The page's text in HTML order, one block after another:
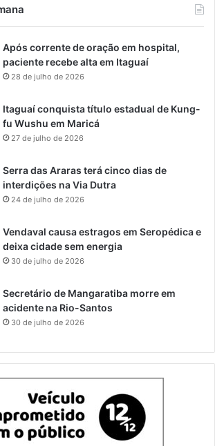
Após corrente de oração em hospital,
paciente recebe alta em Itaguaí
28 de julho de 2026
Itaguaí conquista título estadual de Kung-
fu Wushu em Maricá
27 de julho de 2026
Serra das Araras terá cinco dias de
interdições na Via Dutra
24 de julho de 2026
Vendaval causa estragos em Seropédica e
deixa cidade sem energia
30 de julho de 2026
Secretário de Mangaratiba morre em
acidente na Rio-Santos
30 de julho de 2026